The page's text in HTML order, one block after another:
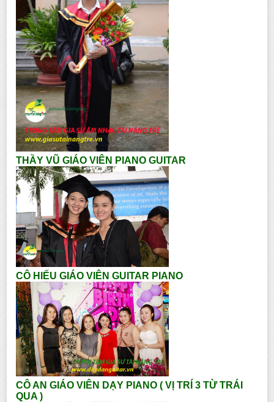
THẦY VŨ GIÁO VIÊN PIANO GUITAR
CÔ HIẾU GIÁO VIÊN GUITAR PIANO
CÔ AN GIÁO VIÊN DẠY PIANO ( VỊ TRÍ 3 TỪ TRÁI
QUA )